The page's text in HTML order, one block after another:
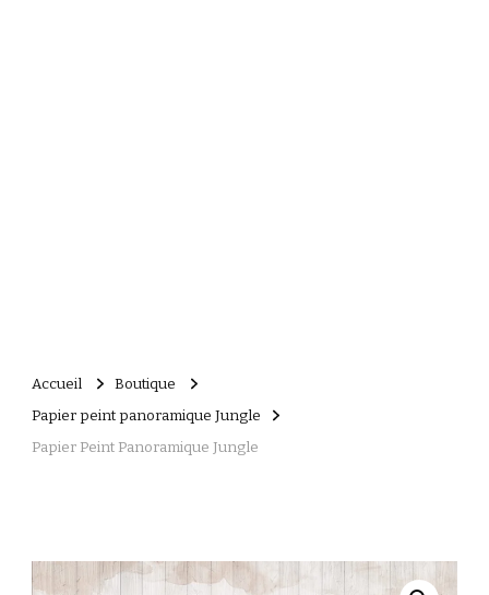
Accueil
Boutique
Papier peint panoramique Jungle
Papier Peint Panoramique Jungle